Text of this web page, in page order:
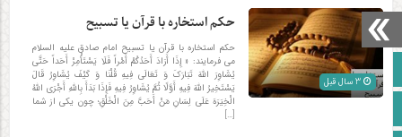
صفحه نخست
حکم استخاره با قرآن یا تسبیح
حکم استخاره با قرآن یا تسبیح امام صادق علیه السلام
می فرمایند: « إِذَا أَرَادَ أَحَدُکُمْ أَمْراً فَلَا یَسْتَأْمِرْ أَحَداً حَتَّی
یُشَاوِرَ اللَّهَ تَبَارَکَ وَ تَعَالَی فِیهِ قُلْنَا وَ کَیْفَ یُشَاوِرُ قَالَ
یَسْتَخِیرُ اللَّهَ فِیهِ أَوَّلًا ثُمَّ یُشَاوِرُ فِیهِ فَإِذَا بَدَأَ بِاللَّهِ أَجْرَی اللَّهُ
الْخِیَرَهَ عَلَی لِسَانِ مَنْ أَحَبَّ مِنَ الْخَلْقِ؛ چون یکی از شما
[…]